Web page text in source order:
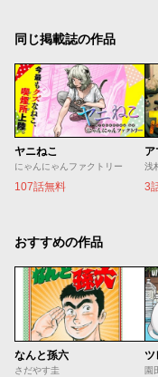
同じ掲載誌の作品
ヤニねこ
にゃんにゃんファクトリー
107話無料
ア
浅
3
おすすめの作品
なんと孫六
さだやす圭
ツ
園